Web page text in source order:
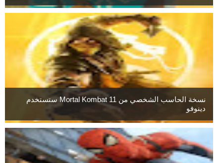
نسخة الحاسب الشخصي من Mortal Kombat 11 ستستخدم
دينوفو